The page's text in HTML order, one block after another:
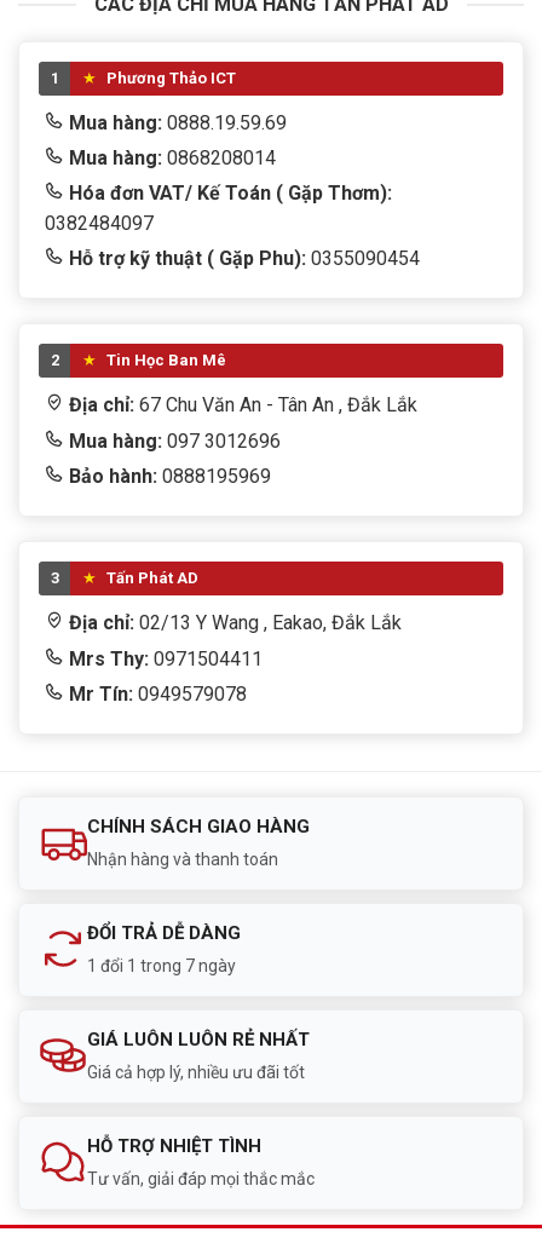
CÁC ĐỊA CHỈ MUA HÀNG TẤN PHÁT AD
1 Phương Thảo ICT
Mua hàng: 0888.19.59.69
Mua hàng: 0868208014
Hóa đơn VAT/ Kế Toán ( Gặp Thơm):
0382484097
Hỗ trợ kỹ thuật ( Gặp Phu): 0355090454
2 Tin Học Ban Mê
Địa chỉ: 67 Chu Văn An - Tân An , Đắk Lắk
Mua hàng: 097 3012696
Bảo hành: 0888195969
3 Tấn Phát AD
Địa chỉ: 02/13 Y Wang , Eakao, Đắk Lắk
Mrs Thy: 0971504411
Mr Tín: 0949579078
CHÍNH SÁCH GIAO HÀNG
Nhận hàng và thanh toán
ĐỔI TRẢ DỄ DÀNG
1 đổi 1 trong 7 ngày
GIÁ LUÔN LUÔN RẺ NHẤT
Giá cả hợp lý, nhiều ưu đãi tốt
HỖ TRỢ NHIỆT TÌNH
Tư vấn, giải đáp mọi thắc mắc